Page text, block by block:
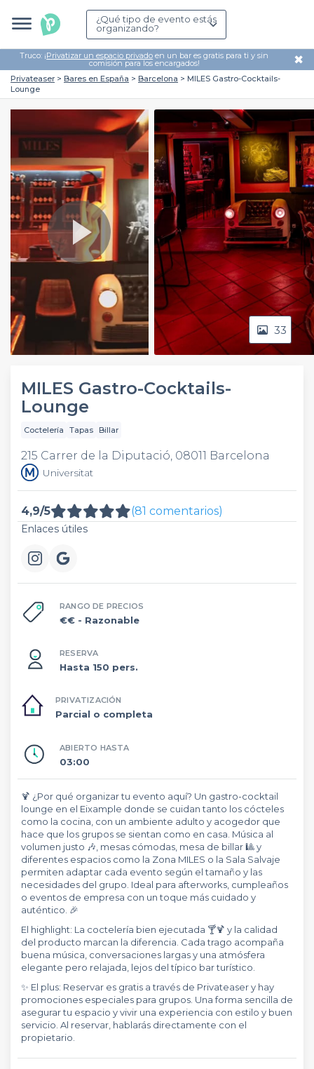
¿Qué tipo de evento estás
organizando?
Truco: ¡Privatizar un espacio privado en un bar es gratis para ti y sin
comisión para los encargados! ✖
Privateaser Bares en España Barcelona
MILES Gastro-Cocktails-
Lounge
Play
Video
33
MILES Gastro-Cocktails-
Lounge
Coctelería Tapas Billar
215 Carrer de la Diputació, 08011 Barcelona
Universitat
4,9/5 (81 comentarios)
Enlaces útiles
RANGO DE PRECIOS
€€ - Razonable
RESERVA
Hasta 150 pers.
PRIVATIZACIÓN
Parcial o completa
ABIERTO HASTA
03:00
🍹 ¿Por qué organizar tu evento aquí? Un gastro-cocktail
lounge en el Eixample donde se cuidan tanto los cócteles
como la cocina, con un ambiente adulto y acogedor que
hace que los grupos se sientan como en casa. Música al
volumen justo 🎶, mesas cómodas, mesa de billar 🎱 y
diferentes espacios como la Zona MILES o la Sala Salvaje
permiten adaptar cada evento según el tamaño y las
necesidades del grupo. Ideal para afterworks, cumpleaños
o eventos de empresa con un toque más cuidado y
auténtico. 🎉
El highlight: La coctelería bien ejecutada 🍸🍹 y la calidad
del producto marcan la diferencia. Cada trago acompaña
buena música, conversaciones largas y una atmósfera
elegante pero relajada, lejos del típico bar turístico.
✨ El plus: Reservar es gratis a través de Privateaser y hay
promociones especiales para grupos. Una forma sencilla de
asegurar tu espacio y vivir una experiencia con estilo y buen
servicio. Al reservar, hablarás directamente con el
propietario.